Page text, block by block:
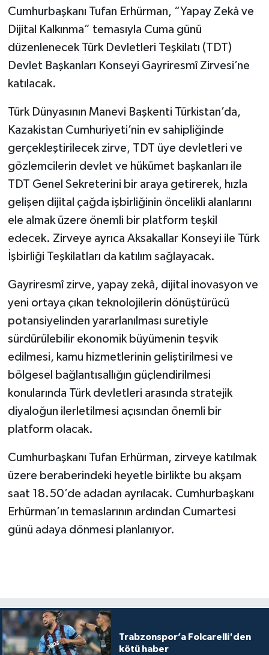
Cumhurbaşkanı Tufan Erhürman, “Yapay Zekâ ve
Dijital Kalkınma” temasıyla Cuma günü
düzenlenecek Türk Devletleri Teşkilatı (TDT)
Devlet Başkanları Konseyi Gayriresmî Zirvesi’ne
katılacak.
Türk Dünyasının Manevi Başkenti Türkistan’da,
Kazakistan Cumhuriyeti’nin ev sahipliğinde
gerçekleştirilecek zirve, TDT üye devletleri ve
gözlemcilerin devlet ve hükümet başkanları ile
TDT Genel Sekreterini bir araya getirerek, hızla
gelişen dijital çağda işbirliğinin öncelikli alanlarını
ele almak üzere önemli bir platform teşkil
edecek. Zirveye ayrıca Aksakallar Konseyi ile Türk
İşbirliği Teşkilatları da katılım sağlayacak.
Gayriresmî zirve, yapay zekâ, dijital inovasyon ve
yeni ortaya çıkan teknolojilerin dönüştürücü
potansiyelinden yararlanılması suretiyle
sürdürülebilir ekonomik büyümenin teşvik
edilmesi, kamu hizmetlerinin geliştirilmesi ve
bölgesel bağlantısallığın güçlendirilmesi
konularında Türk devletleri arasında stratejik
diyaloğun ilerletilmesi açısından önemli bir
platform olacak.
Cumhurbaşkanı Tufan Erhürman, zirveye katılmak
üzere beraberindeki heyetle birlikte bu akşam
saat 18.50’de adadan ayrılacak. Cumhurbaşkanı
Erhürman’ın temaslarının ardından Cumartesi
günü adaya dönmesi planlanıyor.
Trabzonspor’a Folcarelli'den
kötü haber